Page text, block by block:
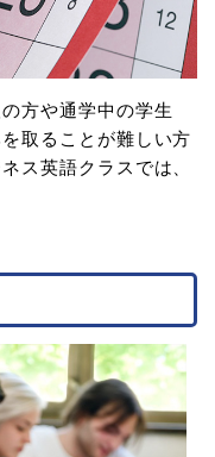
方や通学中の学生
取ることが難しい方
ス英語クラスでは、